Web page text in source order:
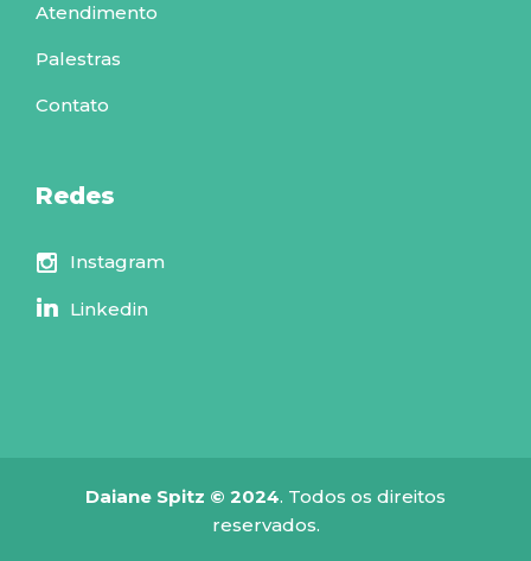
Atendimento
Palestras
Contato
Redes
Instagram
Linkedin
Daiane Spitz © 2024. Todos os direitos
reservados.